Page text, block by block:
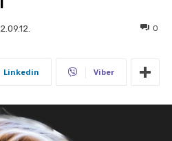
0
Linkedin Viber